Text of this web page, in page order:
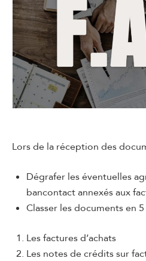
Lors de la réception des
Dégrafer les éventuelles
bancontact annexés aux
Classer les documents en
Les factures d’achats
Les notes de crédits sur